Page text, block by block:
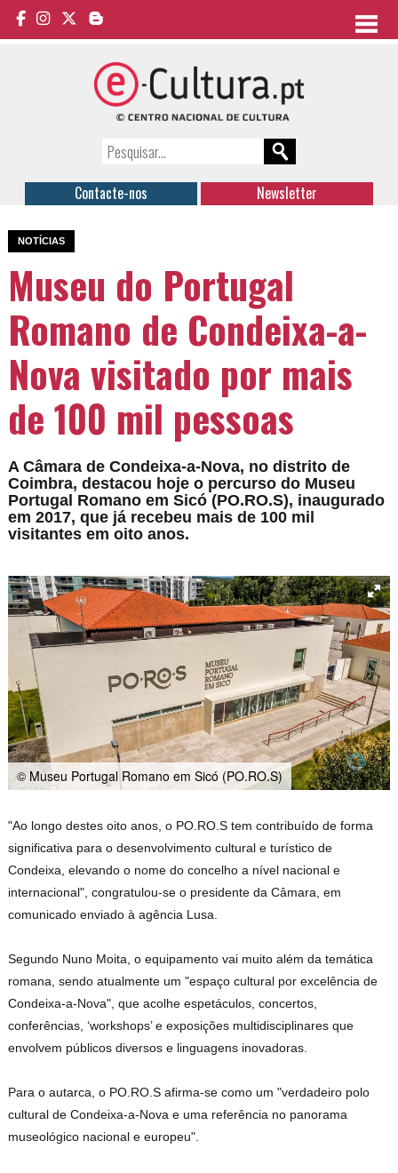
Contacte-nos Newsletter
NOTÍCIAS
Museu do Portugal
Romano de Condeixa-a-
Nova visitado por mais
de 100 mil pessoas
A Câmara de Condeixa-a-Nova, no distrito de
Coimbra, destacou hoje o percurso do Museu
Portugal Romano em Sicó (PO.RO.S), inaugurado
em 2017, que já recebeu mais de 100 mil
visitantes em oito anos.
© Museu Portugal Romano em Sicó (PO.RO.S)
"Ao longo destes oito anos, o PO.RO.S tem contribuído de forma
significativa para o desenvolvimento cultural e turístico de
Condeixa, elevando o nome do concelho a nível nacional e
internacional", congratulou-se o presidente da Câmara, em
comunicado enviado à agência Lusa.
Segundo Nuno Moita, o equipamento vai muito além da temática
romana, sendo atualmente um "espaço cultural por excelência de
Condeixa-a-Nova", que acolhe espetáculos, concertos,
conferências, ‘workshops’ e exposições multidisciplinares que
envolvem públicos diversos e linguagens inovadoras.
Para o autarca, o PO.RO.S afirma-se como um "verdadeiro polo
cultural de Condeixa-a-Nova e uma referência no panorama
museológico nacional e europeu".